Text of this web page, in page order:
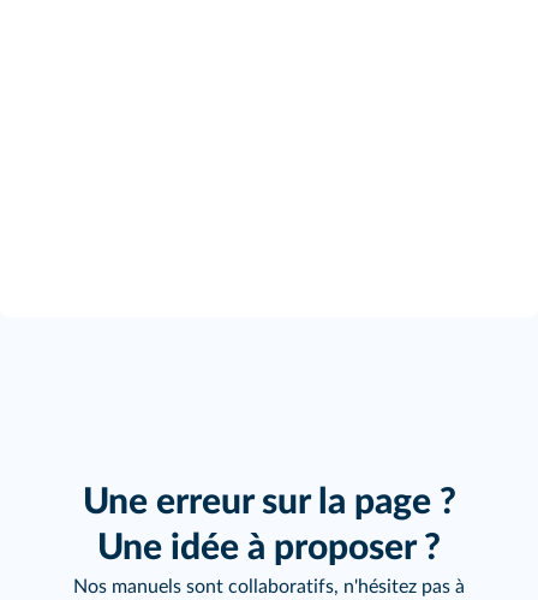
Une erreur sur la page ?
Une idée à proposer ?
Nos manuels sont collaboratifs, n'hésitez pas à